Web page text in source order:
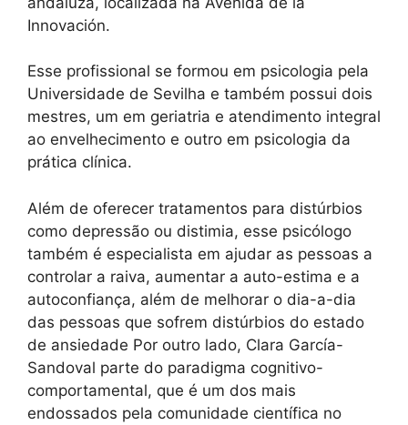
Innovación.
Esse profissional se formou em psicologia pela
Universidade de Sevilha e também possui dois
mestres, um em geriatria e atendimento integral
ao envelhecimento e outro em psicologia da
prática clínica.
Além de oferecer tratamentos para distúrbios
como depressão ou distimia, esse psicólogo
também é especialista em ajudar as pessoas a
controlar a raiva, aumentar a auto-estima e a
autoconfiança, além de melhorar o dia-a-dia
das pessoas que sofrem distúrbios do estado
de ansiedade Por outro lado, Clara García-
Sandoval parte do paradigma cognitivo-
comportamental, que é um dos mais
endossados ​​pela comunidade científica no